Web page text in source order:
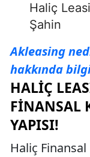
Haliç
Şahin
Akleasing
hakkında
HALIÇ
FINANSAL
YAPISI!
Haliç Finansal